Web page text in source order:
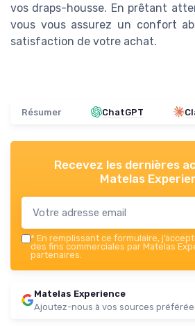
vos draps-housse. En prêtant
vous vous assurez un confort
satisfaction de votre achat.
Résumer ChatGPT
Recevez les dernières
Matelas
* En remplissant ce formulaire,
des fins commerciales par Matelas
partenaires.
Matelas Experience
Ajoutez-nous à vos sources